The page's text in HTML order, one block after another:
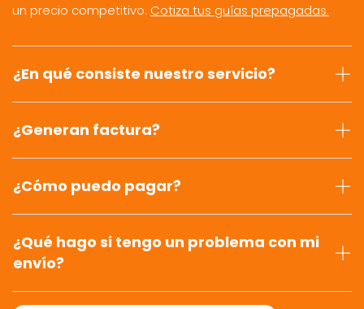
un precio competitivo. Cotiza tus guías prepagadas.
¿En qué consiste nuestro servicio?
¿Generan factura?
¿Cómo puedo pagar?
¿Qué hago si tengo un problema con mi
envío?